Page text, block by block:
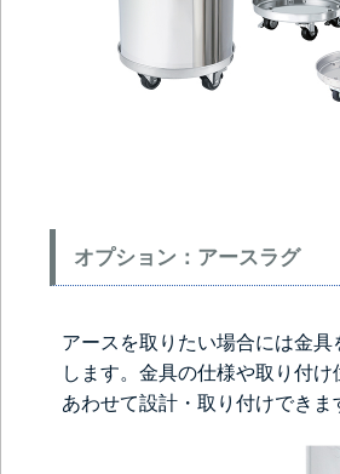
オプション：アースラグ
アースを取りたい場合には金具
します。金具の仕様や取り付け
あわせて設計・取り付けできま